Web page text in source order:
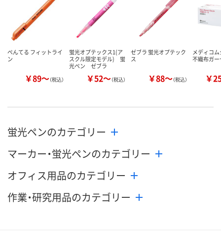
カゴへ カゴへ カ
ぺんてる フィットライ
ン
￥89～（税込）
蛍光オプテックス1(ア
スクル限定モデル) 蛍
光ペン ゼブラ
￥52～（税込）
ゼブラ 蛍光オプテック
ス
￥88～（税込）
メディコ
不織布ガー
￥
蛍光ペンのカテゴリー
マーカー・蛍光ペンのカテゴリー
オフィス用品のカテゴリー
作業・研究用品のカテゴリー